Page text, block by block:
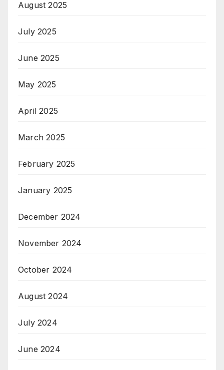
August 2025
July 2025
June 2025
May 2025
April 2025
March 2025
February 2025
January 2025
December 2024
November 2024
October 2024
August 2024
July 2024
June 2024